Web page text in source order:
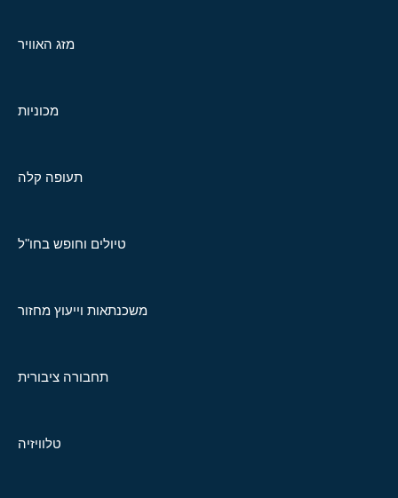
מזג האוויר
מכוניות
תעופה קלה
טיולים וחופש בחו"ל
משכנתאות וייעוץ מחזור
תחבורה ציבורית
טלוויזיה